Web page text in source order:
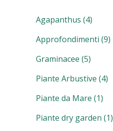
Agapanthus (4)
Approfondimenti (9)
Graminacee (5)
Piante Arbustive (4)
Piante da Mare (1)
Piante dry garden (1)